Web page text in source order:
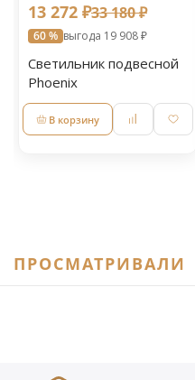
13 272 ₽33 180 ₽
60 % выгода 19 908 ₽
Светильник подвесной
Phoenix
В корзину
ПРОСМАТРИВАЛИ